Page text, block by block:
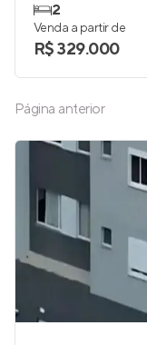
Página anterior
2
Venda a partir de
R$ 329.000